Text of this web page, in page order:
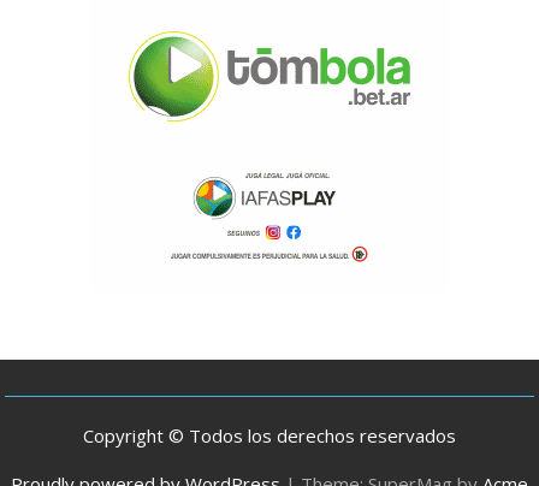
Copyright © Todos los derechos reservados